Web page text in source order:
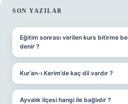
SIDEBAR
SON YAZILAR
Eğitim sonrası verilen kurs bitirme
denir ?
Kur’an-ı Kerim’de kaç dil vardır ?
Ayvalık ilçesi hangi ile bağlıdır ?